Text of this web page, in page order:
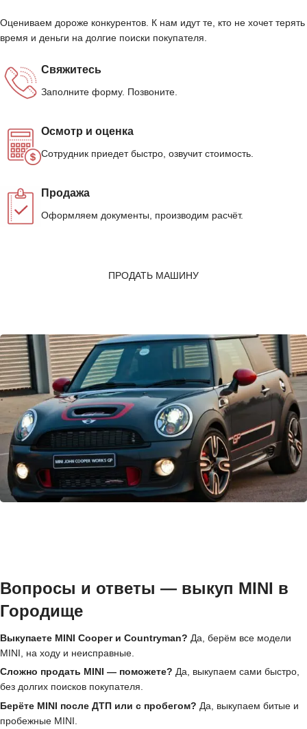
Оцениваем дороже конкурентов. К нам идут те, кто не хочет терять
время и деньги на долгие поиски покупателя.
Свяжитесь
Заполните форму. Позвоните.
Осмотр и оценка
Сотрудник приедет быстро, озвучит стоимость.
Продажа
Оформляем документы, производим расчёт.
ПРОДАТЬ МАШИНУ
Вопросы и ответы — выкуп MINI в
Городище
Выкупаете MINI Cooper и Countryman? Да, берём все модели
MINI, на ходу и неисправные.
Сложно продать MINI — поможете? Да, выкупаем сами быстро,
без долгих поисков покупателя.
Берёте MINI после ДТП или с пробегом? Да, выкупаем битые и
пробежные MINI.